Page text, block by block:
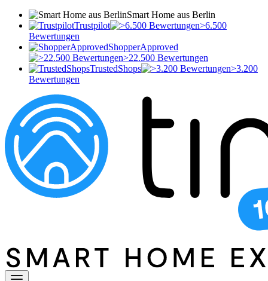
Smart Home aus Berlin
Trustpilot
>6.500
Bewertungen
ShopperApproved
>22.500 Bewertungen
TrustedShops
>3.200
Bewertungen